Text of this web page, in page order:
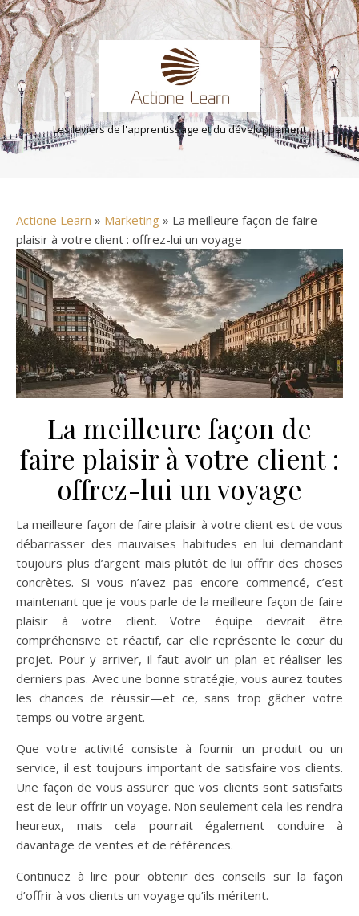
Les leviers de l'apprentissage et du développement
Actione Learn » Marketing » La meilleure façon de faire
plaisir à votre client : offrez-lui un voyage
La meilleure façon de
faire plaisir à votre client :
offrez-lui un voyage
La meilleure façon de faire plaisir à votre client est de vous
débarrasser des mauvaises habitudes en lui demandant
toujours plus d’argent mais plutôt de lui offrir des choses
concrètes. Si vous n’avez pas encore commencé, c’est
maintenant que je vous parle de la meilleure façon de faire
plaisir à votre client. Votre équipe devrait être
compréhensive et réactif, car elle représente le cœur du
projet. Pour y arriver, il faut avoir un plan et réaliser les
derniers pas. Avec une bonne stratégie, vous aurez toutes
les chances de réussir—et ce, sans trop gâcher votre
temps ou votre argent.
Que votre activité consiste à fournir un produit ou un
service, il est toujours important de satisfaire vos clients.
Une façon de vous assurer que vos clients sont satisfaits
est de leur offrir un voyage. Non seulement cela les rendra
heureux, mais cela pourrait également conduire à
davantage de ventes et de références.
Continuez à lire pour obtenir des conseils sur la façon
d’offrir à vos clients un voyage qu’ils méritent.